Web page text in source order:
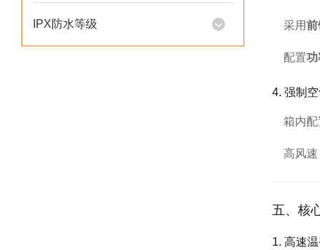
IPX防水等级 采用前
配置功
4. 强制
箱内配
高风
五、核
1. 高速